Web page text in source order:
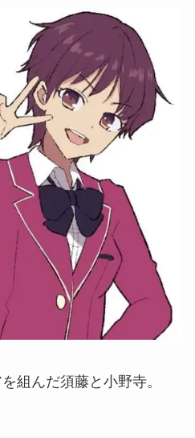
組んだ須藤と小野寺。